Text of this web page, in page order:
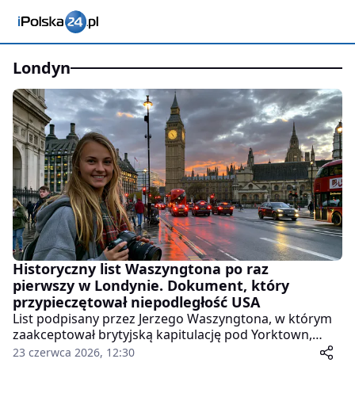
londyn
Historyczny list Waszyngtona po raz
pierwszy w Londynie. Dokument, który
przypieczętował niepodległość USA
List podpisany przez Jerzego Waszyngtona, w którym
zaakceptował brytyjską kapitulację pod Yorktown,
zostanie po raz pierwszy pokazany publicznie w
23 czerwca 2026, 12:30